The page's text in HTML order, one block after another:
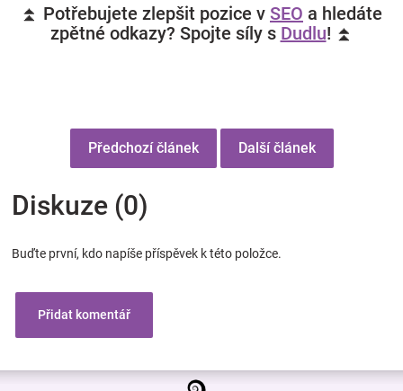
⏫ Potřebujete zlepšit pozice v SEO a hledáte
zpětné odkazy? Spojte síly s Dudlu! ⏫
Předchozí článek Další článek
Diskuze (0)
Buďte první, kdo napíše příspěvek k této položce.
Přidat komentář
Z